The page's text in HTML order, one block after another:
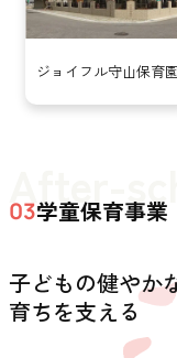
ジョイフル守山保育園
After-
03学童保育事業
子どもの健やか
育ちを支える